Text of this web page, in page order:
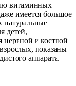
витаминных
имеется большое
натуральные
детей,
нервной и костной
показаны
аппарата.